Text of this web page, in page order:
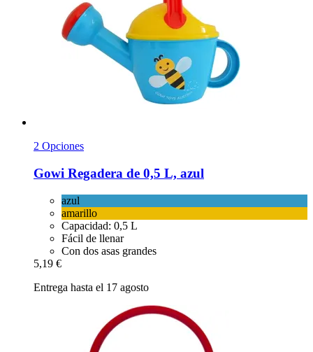
2 Opciones
Gowi Regadera de 0,5 L, azul
azul
amarillo
Capacidad: 0,5 L
Fácil de llenar
Con dos asas grandes
5,19 €
Entrega hasta el 17 agosto